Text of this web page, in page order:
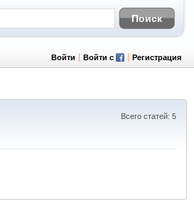
Войти Войти с Регистрация
Всего статей: 5